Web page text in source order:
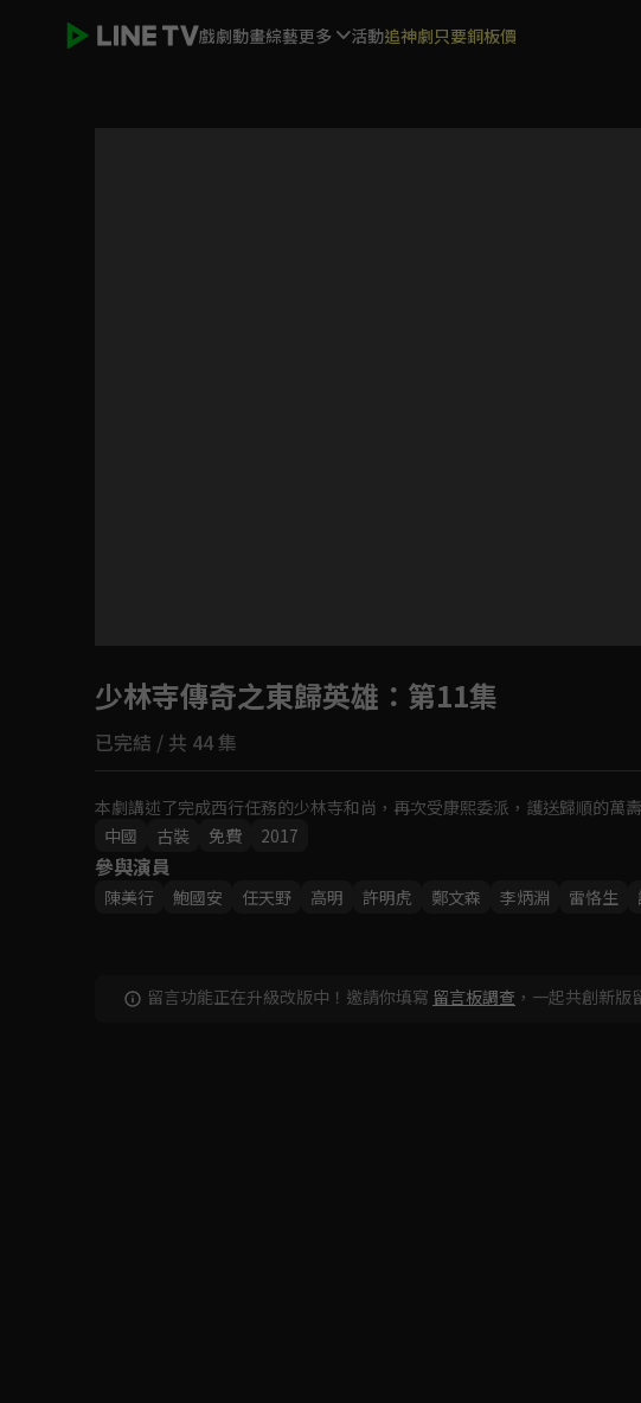
戲劇動畫綜藝更多 活動追神劇只要銅板價
如有不便請見諒
少林寺傳奇之東歸英雄 ：第11集
已完結 / 共 44 集
本劇講述了完成西行任務的少林寺和尚，再次受康熙委派，護送歸順的萬
中國
古裝 免費 2017
參與演員
陳美行 鮑國安 任天野 高明 許明虎 鄭文森 李炳淵 雷恪生
留言功能正在升級改版中！邀請你填寫 留言板調查 ，一起共創新版